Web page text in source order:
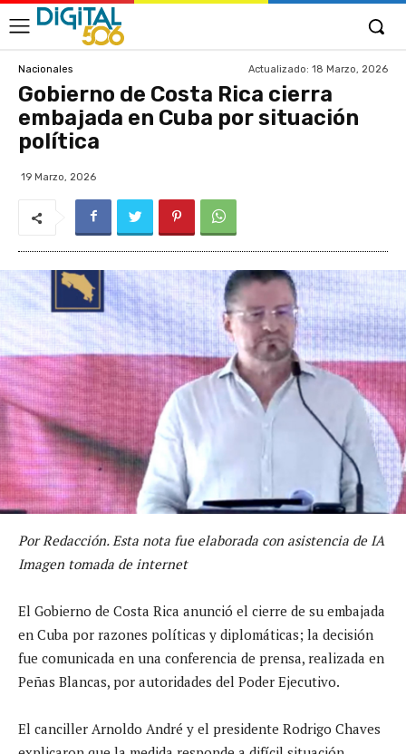
Nacionales Actualizado: 18 Marzo, 2026
Gobierno de Costa Rica cierra
embajada en Cuba por situación
política
19 Marzo, 2026
Por Redacción. Esta nota fue elaborada con asistencia de IA
Imagen tomada de internet
El Gobierno de Costa Rica anunció el cierre de su embajada
en Cuba por razones políticas y diplomáticas; la decisión
fue comunicada en una conferencia de prensa, realizada en
Peñas Blancas, por autoridades del Poder Ejecutivo.
El canciller Arnoldo André y el presidente Rodrigo Chaves